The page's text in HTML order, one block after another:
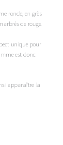
ronde, en grès
de rouge.
unique pour
est donc
apparaître la